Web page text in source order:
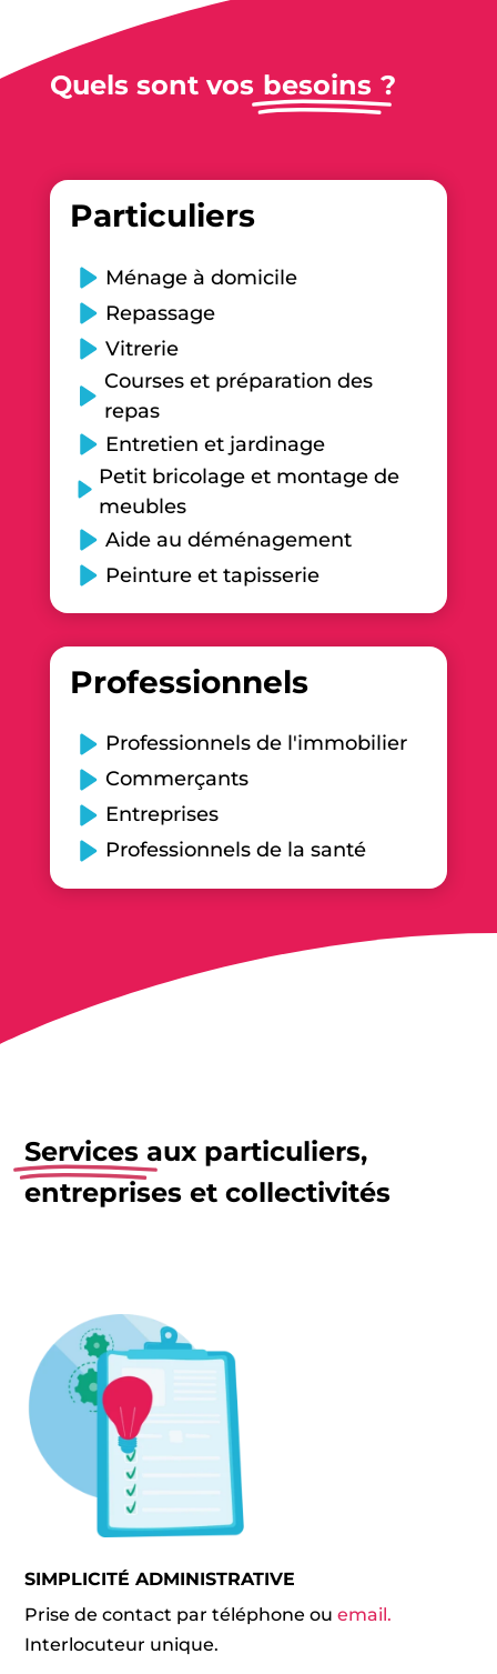
Quels sont vos besoins ?
Particuliers
Ménage à domicile
Repassage
Vitrerie
Courses et préparation des
repas
Entretien et jardinage
Petit bricolage et montage de
meubles
Aide au déménagement
Peinture et tapisserie
Professionnels
Professionnels de l'immobilier
Commerçants
Entreprises
Professionnels de la santé
Services aux particuliers,
entreprises et collectivités
SIMPLICITÉ ADMINISTRATIVE
Prise de contact par téléphone ouemail.
Interlocuteur unique.